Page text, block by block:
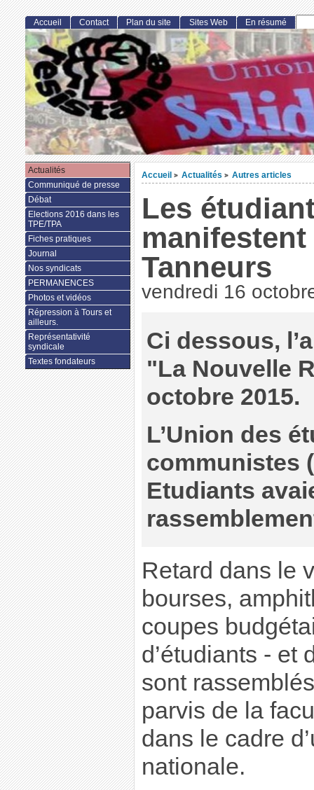
Accueil > Actualités > Autres articles
Les
manifestent
Tanneurs
vendredi 16
Ci dessous,
"La Nouvelle
octobre 2015.
L’Union des
communistes
Etudiants
Retard dans le
bourses,
coupes
d’étudiants - et
sont
parvis de la
dans le cadre
nationale.
Accueil Contact Plan du site Sites Web En résumé
Actualités
Communiqué de presse
Débat
Elections 2016 dans les
TPE/TPA
Fiches pratiques
Journal
Nos syndicats
PERMANENCES
Photos et vidéos
Répression à Tours et
ailleurs.
Représentativité
syndicale
Textes fondateurs